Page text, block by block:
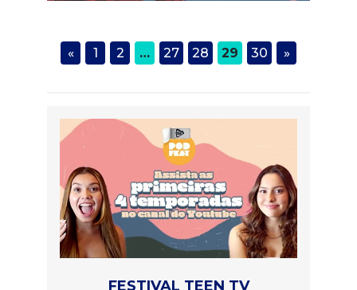
« 1 2 … 27 28 29 30 »
FESTIVAL TEEN TV